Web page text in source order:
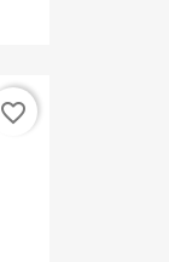
favorite_border